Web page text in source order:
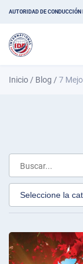
AUTORIDAD DE
Inicio / Blog /7